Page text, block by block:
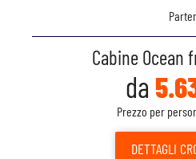
Cabine Ocean
da
Prezzo per
DETTAGLI